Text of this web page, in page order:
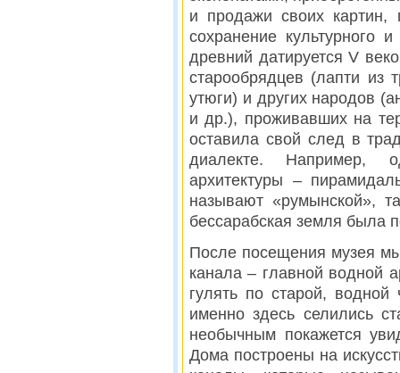
и продажи своих
сохранение культурного
древний датируется V
старообрядцев (лапти из
утюги) и других народов
и др.), проживавших на
оставила свой след в
диалекте. Например,
архитектуры –
называют «румынской»,
бессарабская земля была
После посещения музея
канала – главной водной
гулять по старой,
именно здесь селились
необычным покажется
Дома построены на